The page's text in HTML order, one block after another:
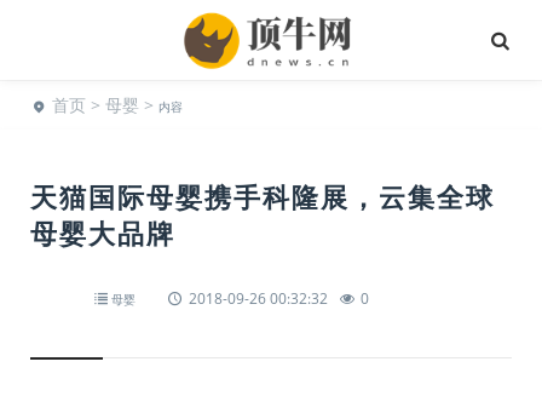
首页 > 母婴 > 内容
天猫国际母婴携手科隆展，云集全球
母婴大品牌
母婴 2018-09-26 00:32:32 0